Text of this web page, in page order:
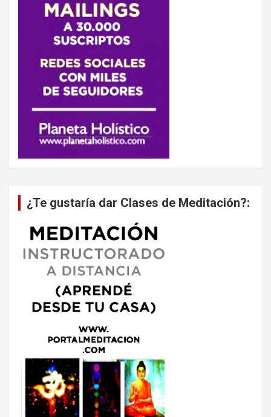
¿Te gustaría dar Clases de Meditación?: